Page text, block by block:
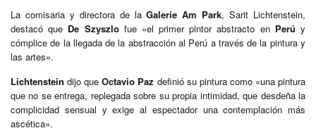
La comisaria y directora de laGalerie Am Park, Sarit Lichtenstein,
destacó que De Szyszlofue «el primer pintor abstracto en Perú y
cómplice de la llegada de la abstracción al Perú a través de la pintura y
las artes».
Lichtenstein dijo queOctavio Paz definió su pintura como «una pintura
que no se entrega, replegada sobre su propia intimidad, que desdeña la
complicidad sensual y exige al espectador una contemplación más
ascética».